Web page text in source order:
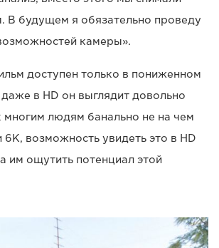
В будущем я обязательно проведу
камеры».
доступен только в пониженном
в HD он выглядит довольно
многим людям банально не на чем
6K, возможность увидеть это в HD
им ощутить потенциал этой